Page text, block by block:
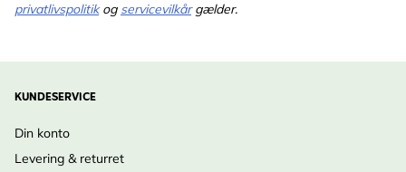
privatlivspolitikog servicevilkårgælder.
KUNDESERVICE
Din konto
Levering & returret